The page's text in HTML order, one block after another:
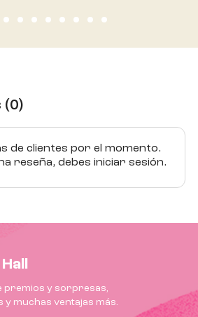
(0)
de clientes por el momento.
reseña, debes iniciar sesión.
premios y sorpresas,
y muchas ventajas más.